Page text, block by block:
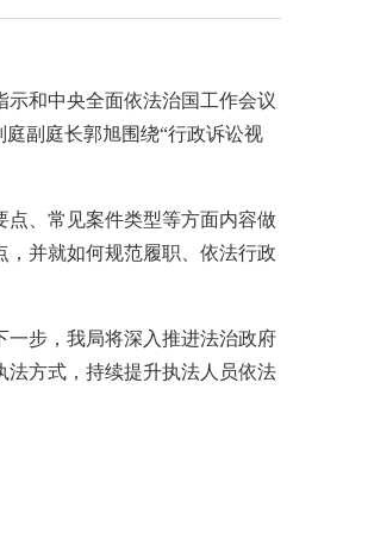
和中央全面依法治国工作会议
副庭长郭旭围绕“行政诉讼视
、常见案件类型等方面内容做
并就如何规范履职、依法行政
步，我局将深入推进法治政府
方式，持续提升执法人员依法